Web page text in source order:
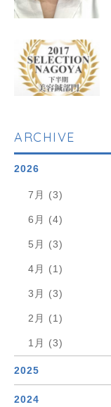
ARCHIVE
2026
7月 (3)
6月 (4)
5月 (3)
4月 (1)
3月 (3)
2月 (1)
1月 (3)
2025
2024